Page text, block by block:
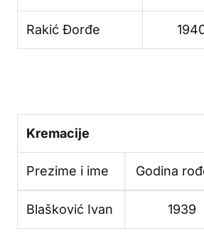
Rakić Đorđe
Kremacije
Prezime i ime Godina
Blašković Ivan 1939